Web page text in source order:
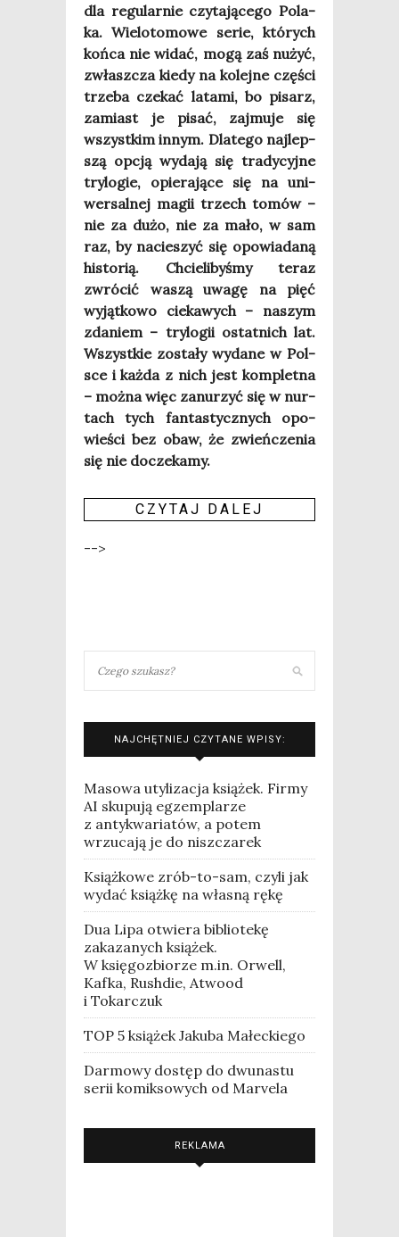
dla regu­lar­nie czy­ta­ją­ce­go Pola­
ka. Wie­lo­to­mo­we serie, któ­rych
koń­ca nie widać, mogą zaś nużyć,
zwłasz­cza kie­dy na kolej­ne czę­ści
trze­ba cze­kać lata­mi, bo pisarz,
zamiast je pisać, zaj­mu­je się
wszyst­kim innym. Dla­te­go naj­lep­
szą opcją wyda­ją się tra­dy­cyj­ne
try­lo­gie, opie­ra­ją­ce się na uni­
wer­sal­nej magii trzech tomów –
nie za dużo, nie za mało, w sam
raz, by nacie­szyć się opo­wia­da­ną
histo­rią. Chcie­li­by­śmy teraz
zwró­cić waszą uwa­gę na pięć
wyjąt­ko­wo cie­ka­wych – naszym
zda­niem – try­lo­gii ostat­nich lat.
Wszyst­kie zosta­ły wyda­ne w Pol­
sce i każ­da z nich jest kom­plet­na
– moż­na więc zanu­rzyć się w nur­
tach tych fan­ta­stycz­nych opo­
wie­ści bez obaw, że zwień­cze­nia
się nie docze­ka­my.
CZY­TAJ DALEJ
-->
NAJCHĘTNIEJ CZYTANE WPISY:
Masowa utylizacja książek. Firmy
AI skupują egzemplarze
z antykwariatów, a potem
wrzucają je do niszczarek
Książkowe zrób-to-sam, czyli jak
wydać książkę na własną rękę
Dua Lipa otwiera bibliotekę
zakazanych książek.
W księgozbiorze m.in. Orwell,
Kafka, Rushdie, Atwood
i Tokarczuk
TOP 5 książek Jakuba Małeckiego
Darmowy dostęp do dwunastu
serii komiksowych od Marvela
REKLAMA